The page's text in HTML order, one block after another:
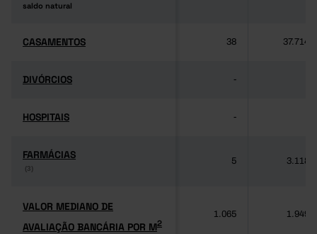
saldo natural
saldo natural
CASAMENTOS
CASAMENTOS 38 37.714
DIVÓRCIOS
DIVÓRCIOS -
HOSPITAIS
HOSPITAIS -
FARMÁCIAS
(3)
FARMÁCIAS
(3)
5 3.118
VALOR MEDIANO DE
AVALIAÇÃO BANCÁRIA POR M2
VALOR MEDIANO DE
AVALIAÇÃO BANCÁRIA POR M2
1.065 1.949